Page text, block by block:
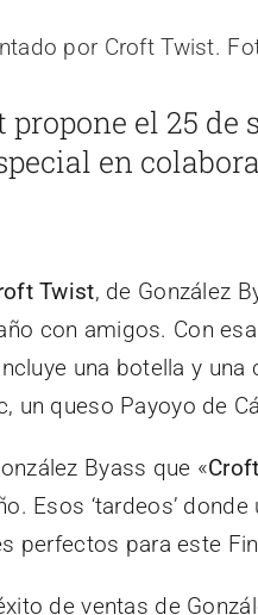
el 25
en
Twist, de González
con amigos. Con
una botella y
un queso Payoyo de
Byass que «
Esos ‘tardeos’
perfectos para este